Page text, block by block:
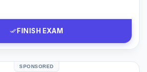
FINISH EXAM
SPONSORED